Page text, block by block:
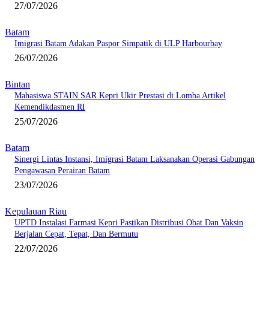
27/07/2026
Batam
Imigrasi Batam Adakan Paspor Simpatik di ULP Harbourbay
26/07/2026
Bintan
Mahasiswa STAIN SAR Kepri Ukir Prestasi di Lomba Artikel
Kemendikdasmen RI
25/07/2026
Batam
Sinergi Lintas Instansi, Imigrasi Batam Laksanakan Operasi Gabungan
Pengawasan Perairan Batam
23/07/2026
Kepulauan Riau
UPTD Instalasi Farmasi Kepri Pastikan Distribusi Obat Dan Vaksin
Berjalan Cepat, Tepat, Dan Bermutu
22/07/2026